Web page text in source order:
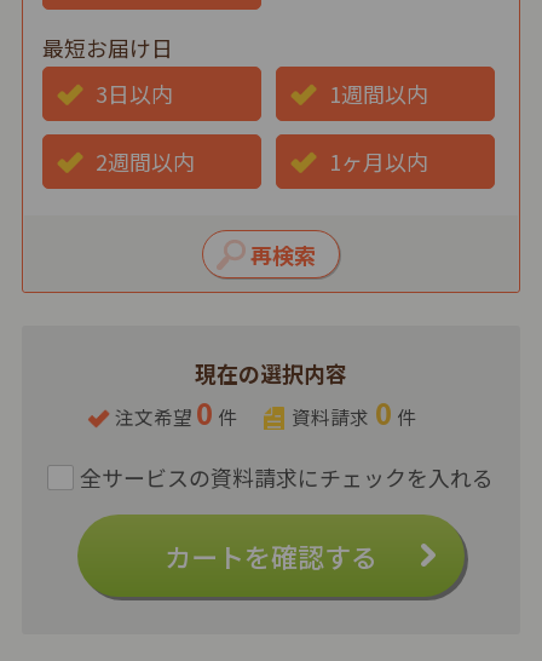
現在の選択内容
注文希望 0 件 資料請求 0 件
カートを確認する
最短お届け日
3日以内
1週間以内
2週間以内 1ヶ月以内